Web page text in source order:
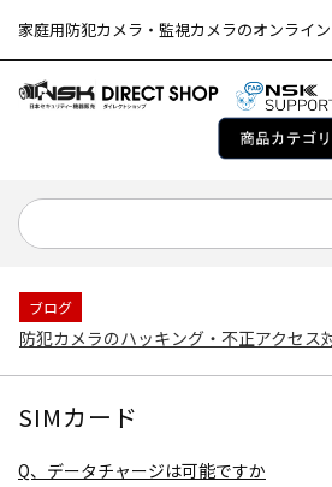
家庭用防犯カメラ・監視カメラのオンライ
ブログ
防犯カメラのハッキング・不正アクセス
SIMカード
Q、データチャージは可能ですか